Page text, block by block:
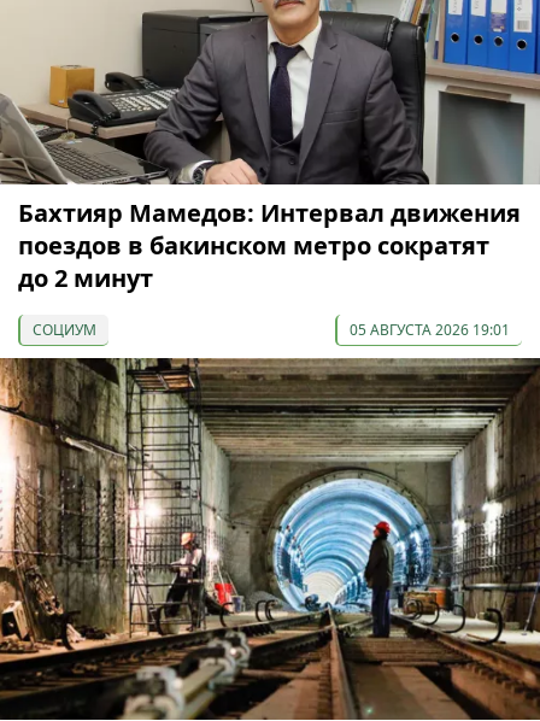
Бахтияр Мамедов: Интервал движения
поездов в бакинском метро сократят
до 2 минут
СОЦИУМ 05 АВГУСТА 2026 19:01